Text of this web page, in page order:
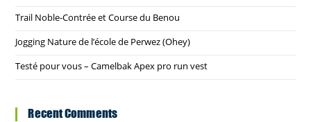
Trail Noble-Contrée et Course du Benou
Jogging Nature de l’école de Perwez (Ohey)
Testé pour vous – Camelbak Apex pro run vest
Recent Comments